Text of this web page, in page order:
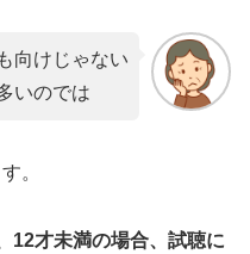
向けじゃない
いのでは
。
12才未満の場合、試聴に